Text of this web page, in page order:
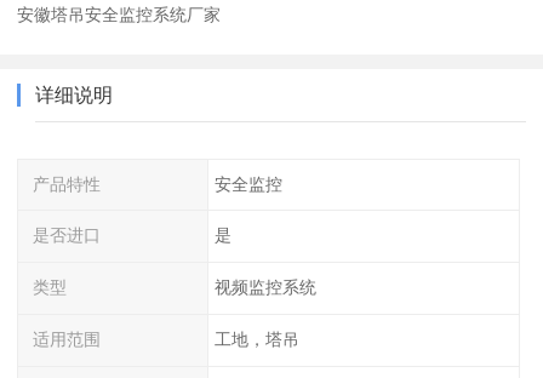
安徽塔吊安全监控系统厂家
详细说明
产品特性 安全监控
是否进口 是
类型 视频监控系统
适用范围 工地，塔吊